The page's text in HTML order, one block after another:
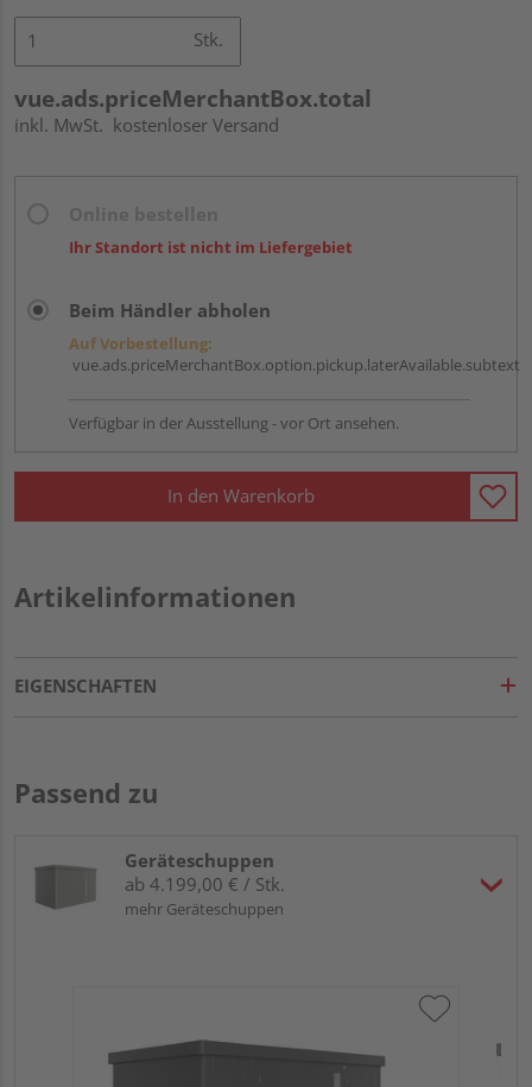
Stk.
vue.ads.priceMerchantBox.total
inkl. MwSt. kostenloser Versand
Ihr Standort ist nicht im Liefergebiet
Beim Händler abholen
Auf Vorbestellung:
vue.ads.priceMerchantBox.option.pickup.laterAvailable.subtext
Verfügbar in der Ausstellung - vor Ort ansehen.
In den Warenkorb
Artikelinformationen
EIGENSCHAFTEN
Passend zu
Geräteschuppen
ab 4.199,00 € / Stk.
mehr Geräteschuppen